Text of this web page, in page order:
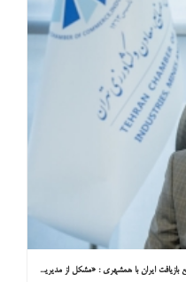
گفتگوی ویژه روز بدون کیسه پلاستیکی دبیر فدراسیون صنایع بازیافت ایران با همشهری : «مشکل از مدیریت پسماند پلاستیکی است، نه کیسه پلاستیکی»